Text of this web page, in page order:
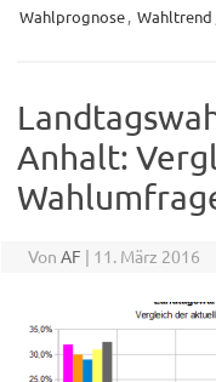
Wahlprognose, Wahltrend
Anhalt:
Von AF | 11. März 2016